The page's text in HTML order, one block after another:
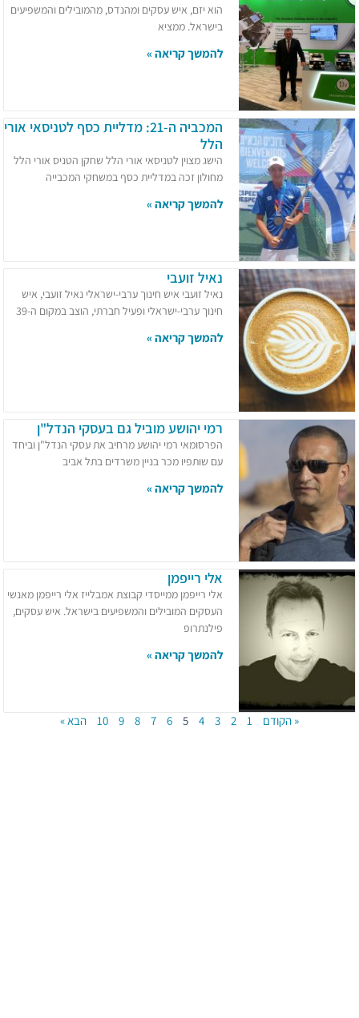
הוא יזם, איש עסקים ומהנדס, מהמובילים והמשפיעים
בישראל. ממציא
להמשך קריאה »
המכביה ה-21: מדליית כסף לטניסאי אורי
הלל
הישג מצוין לטניסאי אורי הלל שחקן הטניס אורי הלל
מחולון זכה במדליית כסף במשחקי המכבייה
להמשך קריאה »
נאיל זועבי
נאיל זועבי איש חינוך ערבי-ישראלי נאיל זועבי, איש
חינוך ערבי-ישראלי ופעיל חברתי, הוצב במקום ה-39
להמשך קריאה »
רמי יהושע מוביל גם בעסקי הנדל"ן
הפרסומאי רמי יהושע מרחיב את עסקי הנדל"ן וביחד
עם שותפיו מכר בניין משרדים בתל אביב
להמשך קריאה »
אלי רייפמן
אלי רייפמן ממייסדי קבוצת אמבלייז אלי רייפמן מאנשי
העסקים המובילים והמשפיעים בישראל. איש עסקים,
פילנתרופ
להמשך קריאה »
« הקודם 1
2
3
4
5
6
7
8
9
10 הבא »